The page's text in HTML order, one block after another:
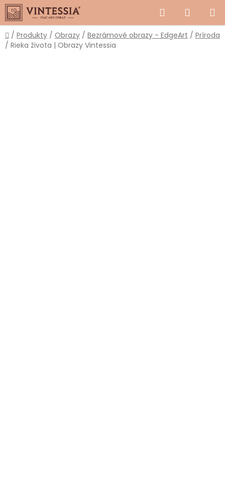
Prejsť
na
obsah
Hľadať
KOŠÍK
Domov
/ Produkty / Obrazy / Bezrámové obrazy - EdgeArt / Príroda
/ Rieka života | Obrazy Vintessia